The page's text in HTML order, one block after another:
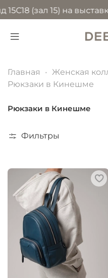
(зал 15) на
Главная Женская
Рюкзаки в Кинешме
Рюкзаки в Кинешме
Фильтры